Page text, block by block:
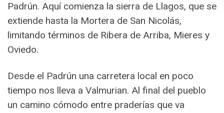
Padrún. Aquí comienza la sierra de Llagos, que se
extiende hasta la Mortera de San Nicolás,
limitando términos de Ribera de Arriba, Mieres y
Oviedo.
Desde el Padrún una carretera local en poco
tiempo nos lleva a Valmurian. Al final del pueblo
un camino cómodo entre praderías que va